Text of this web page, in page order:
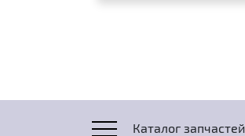
Каталог запчастей